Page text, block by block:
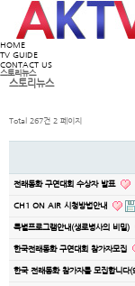
HOME
TV GUIDE
CONTACT US
스토리뉴스
스토리뉴스
Total 267건 2 페이지
전래동화 구연대회 수상자 발표
CH1 ON AIR 시청방법안내
특별프로그램안내(생로병사의 비밀)
한국전래동화 구연대회 참가자모집
한국 전래동화 참가자를 모집합니다